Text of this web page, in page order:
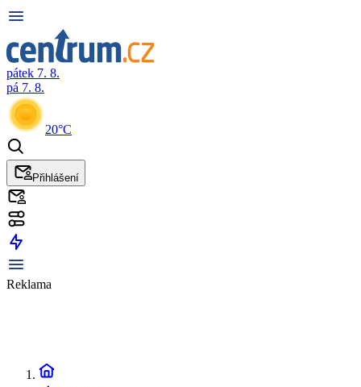
pátek 7. 8.
pá 7. 8.
20°C
Přihlášení
Reklama